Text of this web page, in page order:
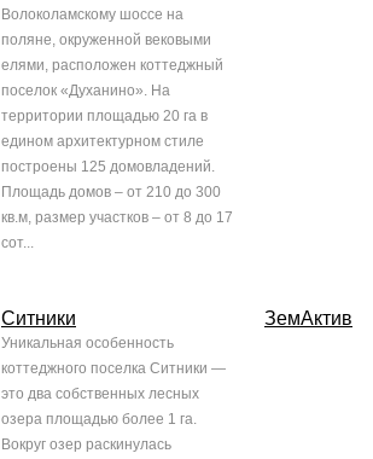
Волоколамскому шоссе на
поляне, окруженной вековыми
елями, расположен коттеджный
поселок «Духанино». На
территории площадью 20 га в
едином архитектурном стиле
построены 125 домовладений.
Площадь домов – от 210 до 300
кв.м, размер участков – от 8 до 17
сот...
Ситники
Уникальная особенность
коттеджного поселка Ситники —
это два собственных лесных
озера площадью более 1 га.
Вокруг озер раскинулась
ЗемАктив